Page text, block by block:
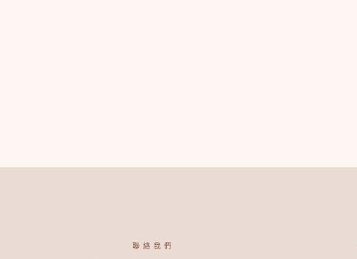
我不跟他玩，我就沒 […]
聯絡我們